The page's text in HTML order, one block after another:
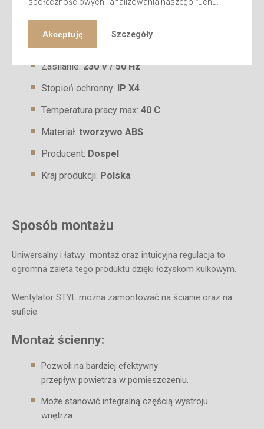
Waga:0,45Kg
Zasilanie:230 V / 50 Hz
Stopień ochronny:
IP X4
Temperatura pracy max: 40 C
Materiał: tworzywo ABS
Producent: Dospel
Kraj produkcji: Polska
Sposób montażu
Uniwersalny i łatwy montaż oraz intuicyjna regulacja to
ogromna zaleta tego produktu dzięki łożyskom kulkowym.
Wentylator STYL można zamontować na ścianie oraz na
suficie.
Montaż ścienny:
Pozwoli na bardziej efektywny
przepływ powietrza w pomieszczeniu.
Może stanowić integralną częścią wystroju
wnętrza.
Akceptuję Szczegóły